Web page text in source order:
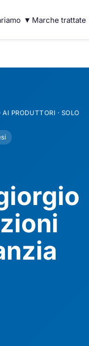
▾ Marche trattate
PRODUTTORI · SOLO